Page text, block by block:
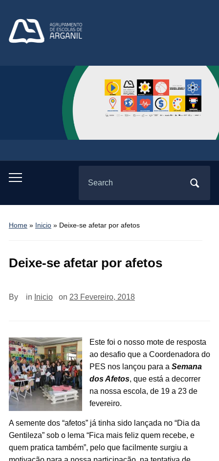
Toggle
menu
for:
Home» Inicio» Deixe-se afetar por afetos
Deixe-se afetar por afetos
By in Inicio on 23 Fevereiro, 2018
Este foi o nosso mote de resposta
ao desafio que a Coordenadora do
PES nos lançou para a Semana
dos Afetos, que está a decorrer
na nossa escola, de 19 a 23 de
fevereiro.
A semente dos “afetos” já tinha sido lançada no “Dia da
Gentileza” sob o lema “Fica mais feliz quem recebe, e
quem pratica também”, pelo que facilmente surgiu a